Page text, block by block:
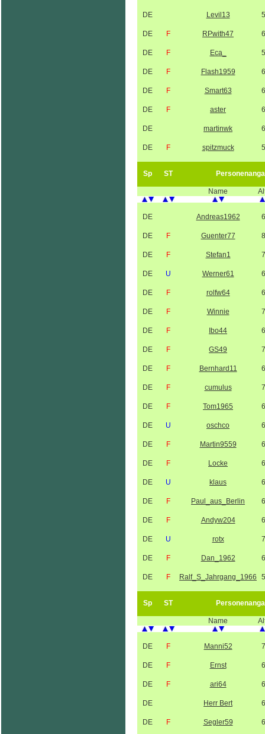
DE Levil13
DE F RPwith47
DE F Eca_
DE F Flash1959
DE F Smart63
DE F aster
DE martinwk
DE F spitzmuck
Sp ST
Name
DE Andreas1962
DE F Guenter77
DE F Stefan1
DE U Werner61
DE F rolfw64
DE F Winnie
DE F Ibo44
DE F GS49
DE F Bernhard11
DE F cumulus
DE F Tom1965
DE U oschco
DE F Martin9559
DE F Locke
DE U klaus
DE F Paul_aus_Berlin
DE F Andyw204
DE U rotx
DE F Dan_1962
DE F Ralf_S_Jahrgang_1966
Sp ST
Name
DE F Manni52
DE F Ernst
DE F ari64
DE Herr Bert
DE F Segler59